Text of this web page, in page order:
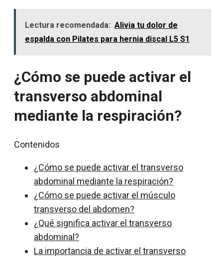
Lectura recomendada: Alivia tu dolor de
espalda con Pilates para hernia discal L5 S1
¿Cómo se puede activar el
transverso abdominal
mediante la respiración?
Contenidos
¿Cómo se puede activar el transverso
abdominal mediante la respiración?
¿Cómo se puede activar el músculo
transverso del abdomen?
¿Qué significa activar el transverso
abdominal?
La importancia de activar el transverso